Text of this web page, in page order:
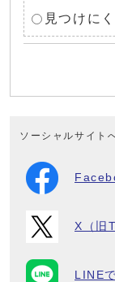
見つけに
ソーシャルサイト
X（旧
LINE